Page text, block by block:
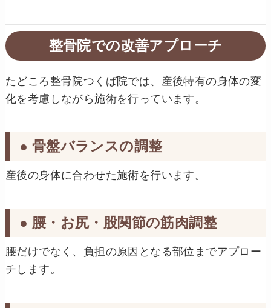
整骨院での改善アプローチ
たどころ整骨院つくば院では、産後特有の身体の変
化を考慮しながら施術を行っています。
● 骨盤バランスの調整
産後の身体に合わせた施術を行います。
● 腰・お尻・股関節の筋肉調整
腰だけでなく、負担の原因となる部位までアプロー
チします。